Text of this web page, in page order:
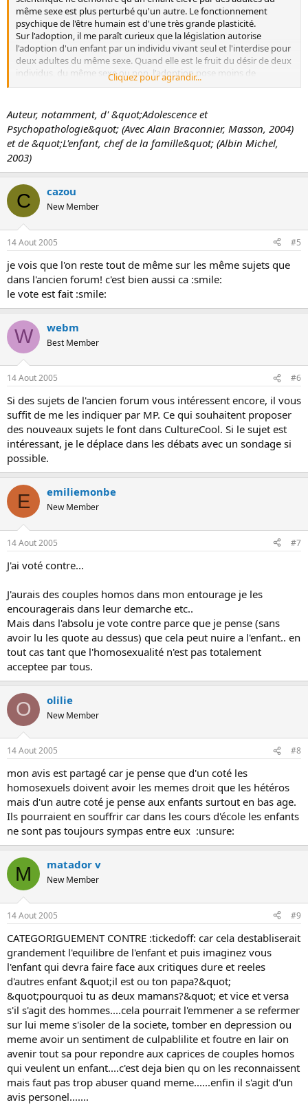
Ce qui est vrai pour tout le monde.
même sexe est plus perturbé qu'un autre. Le fonctionnement
psychique de l'être humain est d'une très grande plasticité.
Sur l'adoption, il me paraît curieux que la législation autorise
l'adoption d'un enfant par un individu vivant seul et l'interdise pour
deux adultes du même sexe. Quand elle est le fruit du désir de deux
individus, du même sexe ou non, l'adoption pose moins de
problèmes que si elle repose sur le désir d'un adulte seul. Quant à
particuliers quand il y a différence de rôles dans le couple. Ce qui est
décisif pour l'enfant, c'est qu'il ait face à lui deux parents qui ne
fassent pas un, ce n'est pas la différence sexuelle. Mais
l'homoparentalité n'est pas simple. A la question : &quot;Etes-vous
gêné d'avoir deux parents du même sexe ?&quot;, les enfants
répondent toujours : &quot;Pas du tout.&quot; Il faut pourtant
distinguer réponse consciente - l'enfant protège les personnes avec
lesquelles il vit - et réponse inconsciente. A l'adolescence surtout,
quand ils s'interrogent sur leur identité sexuelle, les enfants sont
très angoissés à l'idée d'être homosexuels. Pour se prouver qu'ils
sont &quot;comme les autres&quot;, ils ont tendance à nouer des
relations amoureuses prématurées et souvent malheureuses. Pour
les enfants élevés par des couples homosexuels, un
accompagnement serait bienvenu lors du cap délicat de
l'adolescence.
Cliquez pour agrandir...
Auteur, notamment, d' &quot;Adolescence et
Psychopathologie&quot; (Avec Alain Braconnier, Masson, 2004)
et de &quot;L'enfant, chef de la famille&quot; (Albin Michel,
2003)
C cazou
New Member
14 Aout 2005 #5
je vois que l'on reste tout de même sur les même sujets que
dans l'ancien forum! c'est bien aussi ca :smile:
le vote est fait :smile:
W webm
Best Member
14 Aout 2005 #6
Si des sujets de l'ancien forum vous intéressent encore, il vous
suffit de me les indiquer par MP. Ce qui souhaitent proposer
des nouveaux sujets le font dans CultureCool. Si le sujet est
intéressant, je le déplace dans les débats avec un sondage si
possible.
E emiliemonbe
New Member
14 Aout 2005 #7
J'ai voté contre...
J'aurais des couples homos dans mon entourage je les
encouragerais dans leur demarche etc..
Mais dans l'absolu je vote contre parce que je pense (sans
avoir lu les quote au dessus) que cela peut nuire a l'enfant.. en
tout cas tant que l'homosexualité n'est pas totalement
acceptee par tous.
O olilie
New Member
14 Aout 2005 #8
mon avis est partagé car je pense que d'un coté les
homosexuels doivent avoir les memes droit que les hétéros
mais d'un autre coté je pense aux enfants surtout en bas age.
Ils pourraient en souffrir car dans les cours d'école les enfants
ne sont pas toujours sympas entre eux :unsure:
M matador v
New Member
14 Aout 2005 #9
CATEGORIGUEMENT CONTRE :tickedoff: car cela destabliserait
grandement l'equilibre de l'enfant et puis imaginez vous
l'enfant qui devra faire face aux critiques dure et reeles
d'autres enfant &quot;il est ou ton papa?&quot;
&quot;pourquoi tu as deux mamans?&quot; et vice et versa
s'il s'agit des hommes....cela pourrait l'emmener a se refermer
sur lui meme s'isoler de la societe, tomber en depression ou
meme avoir un sentiment de culpablilite et foutre en lair on
avenir tout sa pour repondre aux caprices de couples homos
qui veulent un enfant....c'est deja bien qu on les reconnaissent
mais faut pas trop abuser quand meme......enfin il s'agit d'un
avis personel.......